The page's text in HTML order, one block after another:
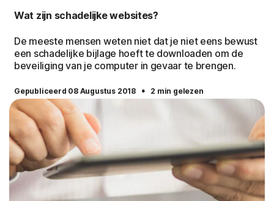
Wat zijn schadelijke websites?
De meeste mensen weten niet dat je niet eens bewust
een schadelijke bijlage hoeft te downloaden om de
beveiliging van je computer in gevaar te brengen.
Gepubliceerd 08 Augustus 2018 · 2 min gelezen